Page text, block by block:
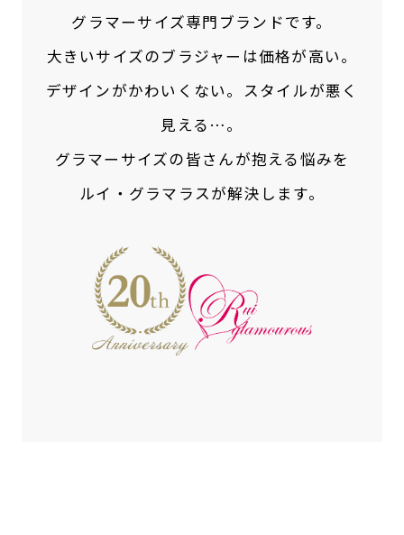
グラマーサイズ専門ブランドです。
大きいサイズのブラジャーは価格が高い。
デザインがかわいくない。スタイルが悪く
見える…。
グラマーサイズの皆さんが抱える悩みを
ルイ・グラマラスが解決します。